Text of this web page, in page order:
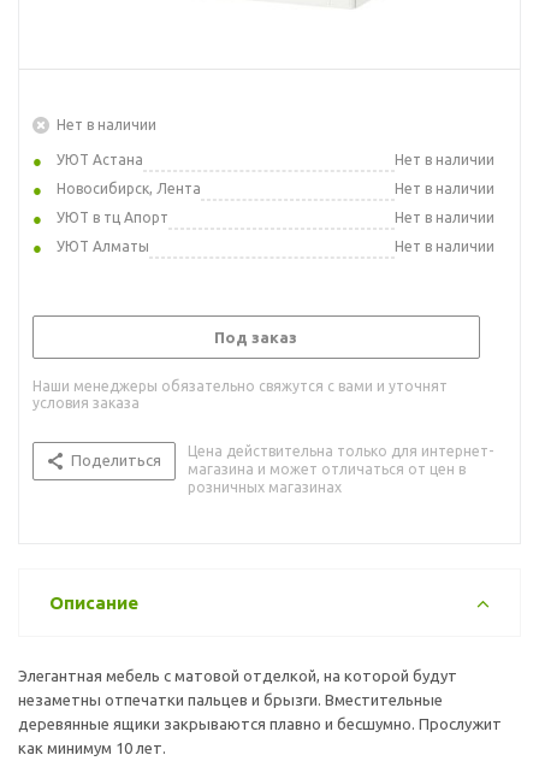
Нет в наличии
УЮТ Астана
Нет в наличии
Новосибирск, Лента
Нет в наличии
УЮТ в тц Апорт
Нет в наличии
УЮТ Алматы
Нет в наличии
Под заказ
Наши менеджеры обязательно свяжутся с вами и уточнят
условия заказа
Поделиться
Цена действительна только для интернет-
магазина и может отличаться от цен в
розничных магазинах
Описание
Элегантная мебель с матовой отделкой, на которой будут
незаметны отпечатки пальцев и брызги. Вместительные
деревянные ящики закрываются плавно и бесшумно. Прослужит
как минимум 10 лет.